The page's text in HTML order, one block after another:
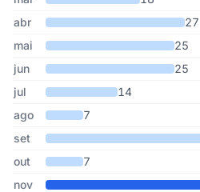
abr 27
mai 25
jun 25
jul 14
ago
7
set
out 7
nov